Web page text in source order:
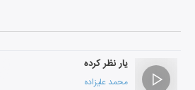
یار نظر کرده
محمد علیزاده